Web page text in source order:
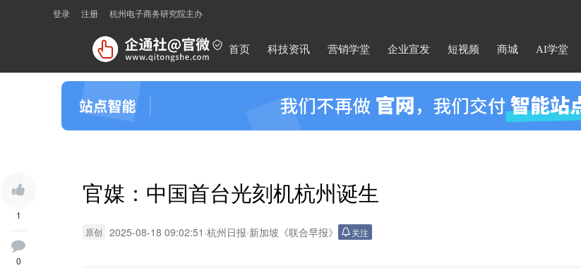
登录 注册 杭州电子商务研究院主办
首页 科技资讯 营销学堂 企业宣发 短视频 商城 AI学堂
1
0
官媒：中国首台光刻机杭州诞生
原创 2025-08-18 09:02:51 ·杭州日报·新加坡《联合早报》 关注